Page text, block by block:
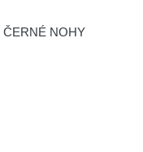
ČERNÉ NOHY